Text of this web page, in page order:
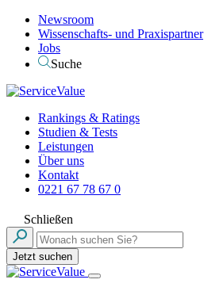
Newsroom
Wissenschafts- und Praxispartner
Jobs
Suche
Rankings & Ratings
Studien & Tests
Leistungen
Über uns
Kontakt
0221 67 78 67 0
Schließen
Jetzt suchen